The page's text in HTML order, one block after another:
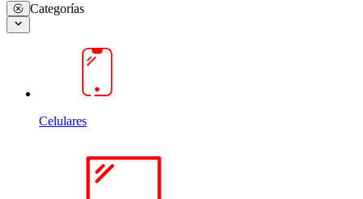
Categorías
Celulares